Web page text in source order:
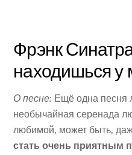
Фрэнк
находишься у
О песне: Ещё одна песня
необычайная серенада
любимой, может быть,
стать очень приятным